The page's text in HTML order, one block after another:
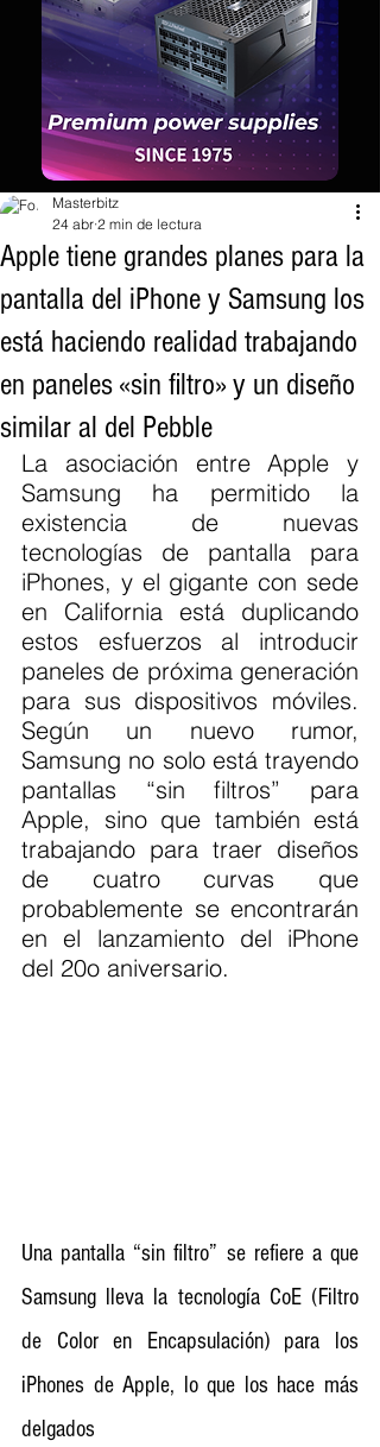
Apple tiene grandes planes para la
pantalla del iPhone y Samsung los
está haciendo realidad trabajando
en paneles «sin filtro» y un diseño
similar al del Pebble
Masterbitz
24 abr 2 min de lectura
La asociación entre Apple y
Samsung ha permitido la
existencia de nuevas
tecnologías de pantalla para
iPhones, y el gigante con sede
en California está duplicando
estos esfuerzos al introducir
paneles de próxima generación
para sus dispositivos móviles.
Según un nuevo rumor,
Samsung no solo está trayendo
pantallas “sin filtros” para
Apple, sino que también está
trabajando para traer diseños
de cuatro curvas que
probablemente se encontrarán
en el lanzamiento del iPhone
del 20o aniversario.
Una pantalla “sin filtro” se refiere a que
Samsung lleva la tecnología CoE (Filtro
de Color en Encapsulación) para los
iPhones de Apple, lo que los hace más
delgados